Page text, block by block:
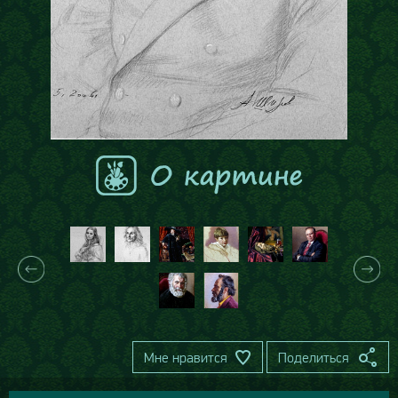
Мне нравится Поделиться